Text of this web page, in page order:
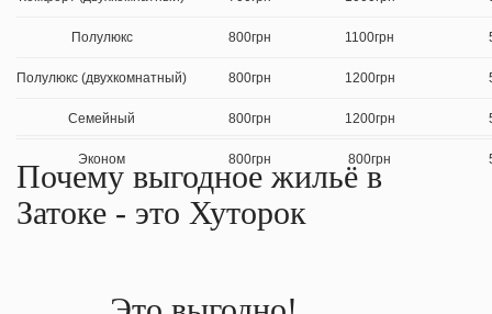
Подробнее ЗАБРОНИРОВАТЬ
Кровати дву/односпальные Бытовая техника Wі-Fі
18м2 Вместимость 2-3 человека Номер…
Подробнее ЗАБРОНИРОВАТЬ
Кровати двух / односпальные Бытовая техника Wі-Fі
18м2 Вместимость: до…
Подробнее
Полулюкс 800грн 1100грн
Полулюкс (двухкомнатный) 800грн 1200грн
Семейный 800грн 1200грн
Эконом 800грн 800грн
Почему выгодное жильё в
Затоке - это Хуторок